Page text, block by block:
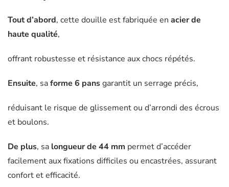
Tout d’abord, cette douille est fabriquée en acier de
haute qualité,
offrant robustesse et résistance aux chocs répétés.
Ensuite, saforme 6 pansgarantit un serrage précis,
réduisant le risque de glissement ou d’arrondi des écrous
et boulons.
De plus, sa longueur de 44 mm permet d’accéder
facilement aux fixations difficiles ou encastrées, assurant
confort et efficacité.